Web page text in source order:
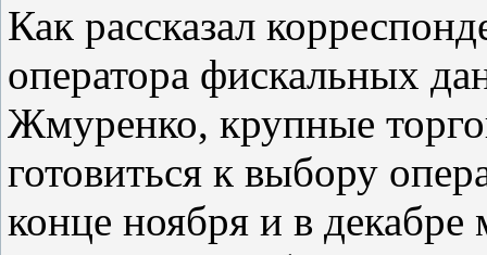
Как рассказал
оператора фискальных
Жмуренко, крупные
готовиться к выбору
конце ноября и в